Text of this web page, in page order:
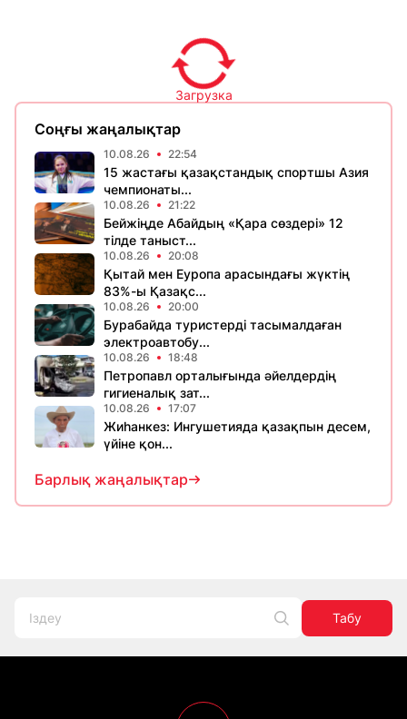
Загрузка
Соңғы жаңалықтар
10.08.26 22:54
15 жастағы қазақстандық спортшы Азия
чемпионаты...
10.08.26 21:22
Бейжіңде Абайдың «Қара сөздері» 12
тілде таныст...
10.08.26 20:08
Қытай мен Еуропа арасындағы жүктің
83%-ы Қазақс...
10.08.26 20:00
Бурабайда туристерді тасымалдаған
электроавтобу...
10.08.26 18:48
Петропавл орталығында әйелдердің
гигиеналық зат...
10.08.26 17:07
Жиһанкез: Ингушетияда қазақпын десем,
үйіне қон...
Барлық жаңалықтар
Табу